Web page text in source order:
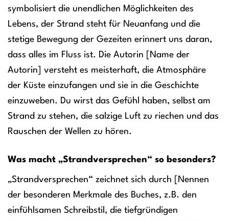
symbolisiert die unendlichen Möglichkeiten des
Lebens, der Strand steht für Neuanfang und die
stetige Bewegung der Gezeiten erinnert uns daran,
dass alles im Fluss ist. Die Autorin [Name der
Autorin] versteht es meisterhaft, die Atmosphäre
der Küste einzufangen und sie in die Geschichte
einzuweben. Du wirst das Gefühl haben, selbst am
Strand zu stehen, die salzige Luft zu riechen und das
Rauschen der Wellen zu hören.
Was macht „Strandversprechen“ so besonders?
„Strandversprechen“ zeichnet sich durch [Nennen
der besonderen Merkmale des Buches, z.B. den
einfühlsamen Schreibstil, die tiefgründigen